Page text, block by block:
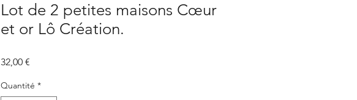
Lot de 2 petites maisons Cœur
et or Lô Création.
32,00 €
Quantité *